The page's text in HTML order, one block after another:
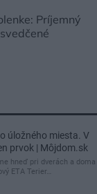
Príjemný
úložného miesta. V
prvok | Môjdom.sk
hneď pri dverách a doma
ETA Terier…